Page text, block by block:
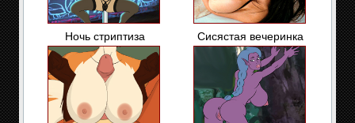
Ночь стриптиза Сисястая вечеринка